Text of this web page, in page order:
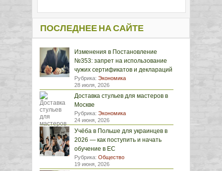
ПОСЛЕДНЕЕ НА САЙТЕ
Изменения в Постановление
№353: запрет на использование
чужих сертификатов и деклараций
Рубрика: Экономика
28 июля, 2026
Доставка стульев для мастеров в
Москве
Рубрика: Экономика
24 июня, 2026
Учёба в Польше для украинцев в
2026 — как поступить и начать
обучение в ЕС
Рубрика: Общество
19 июня, 2026